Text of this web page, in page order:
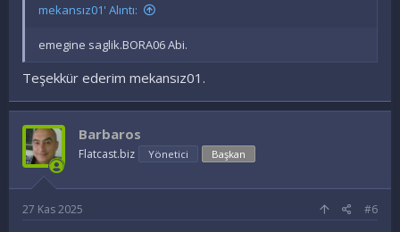
mekansız01' Alıntı:
emegine saglik.BORA06 Abi.
Teşekkür ederim mekansız01.
Barbaros
Flatcast.biz Yönetici Başkan
27 Kas 2025 #6